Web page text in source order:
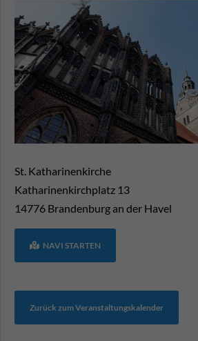
St. Katharinenkirche
Katharinenkirchplatz 13
14776 Brandenburg an der Havel
NAVI STARTEN
Zurück zum Veranstaltungskalender